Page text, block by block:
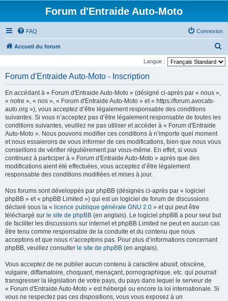
Forum d'Entraide Auto-Moto
FAQ Connexion
Accueil du forum
e
Langue :
Forum d'Entraide Auto-Moto - Inscription
En accédant à « Forum d'Entraide Auto-Moto » (désigné ci-après par « nous »,
« notre », « nos », « Forum d'Entraide Auto-Moto » et « https://forum.avocats-
auto.org »), vous acceptez d’être légalement responsable des conditions
suivantes. Si vous n’acceptez pas d’être légalement responsable de toutes les
conditions suivantes, veuillez ne pas utiliser et accéder à « Forum d'Entraide
Auto-Moto ». Nous pouvons modifier ces conditions à n’importe quel moment
et nous essaierons de vous informer de ces modifications, bien que nous vous
conseillons de vérifier régulièrement par vous-même. En effet, si vous
continuez à participer à « Forum d'Entraide Auto-Moto » après que des
modifications aient été effectuées, vous acceptez d’être légalement
responsable des conditions modifiées et mises à jour.
Nos forums sont développés par phpBB (désignés ci-après par « logiciel
phpBB » et « phpBB Limited ») qui est un logiciel de forum de discussions
déclaré sous la « licence publique générale GNU 2.0 » et qui peut être
téléchargé sur le site de phpBB (en anglais). Le logiciel phpBB a pour seul but
de faciliter les discussions sur internet et phpBB Limited ne peut en aucun cas
être tenu comme responsable de la conduite et du contenu que nous
acceptons et que nous n’acceptons pas. Pour plus d’informations concernant
phpBB, veuillez consulter le site de phpBB (en anglais).
Vous acceptez de ne publier aucun contenu à caractère abusif, obscène,
vulgaire, diffamatoire, choquant, menaçant, pornographique, etc. qui pourrait
transgresser la législation de votre pays, du pays dans lequel le serveur de
« Forum d'Entraide Auto-Moto » est hébergé ou encore la loi internationale. Si
vous ne respectez pas ces dispositions, vous vous exposez à un